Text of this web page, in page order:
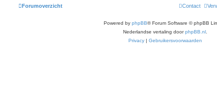
Forumoverzicht Contact
Powered by phpBB® Forum Software © phpBB
Nederlandse vertaling doorphpBB.nl.
Privacy| Gebruikersvoorwaarden